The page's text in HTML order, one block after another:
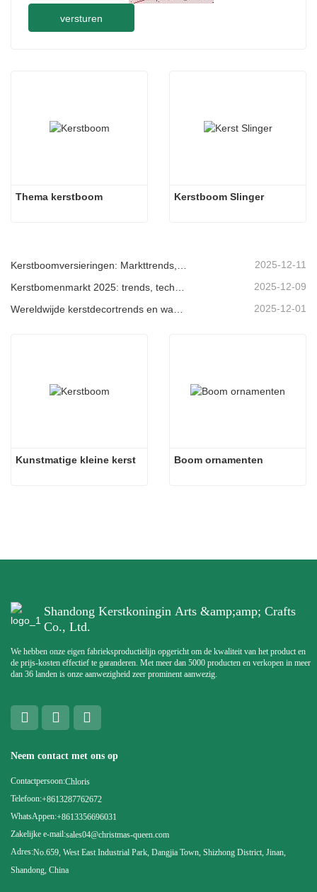
versturen
Thema kerstboom Kerstboom Slinger
2025-12-11
2025-12-09
Wereldwijde kerstdecortrends en waarom Christmas Queen de markt blijft leiden 2025-12-01
Kunstmatige kleine kerst Boom ornamenten
Shandong Kerstkoningin Arts &amp;amp; Crafts
Co., Ltd.
We hebben onze eigen fabrieksproductielijn opgericht om de kwaliteit van het product en
de prijs-kosten effectief te garanderen. Met meer dan 5000 producten en verkopen in meer
dan 36 landen is onze aanwezigheid zeer prominent aanwezig.
Neem contact met ons op
Contactpersoon:Chloris
Telefoon:+8613287762672
WhatsAppen:+8613356696031
Zakelijke e-mail:sales04@christmas-queen.com
Adres:No.659, West East Industrial Park, Dangjia Town, Shizhong District, Jinan,
Shandong, China